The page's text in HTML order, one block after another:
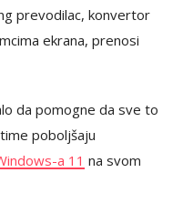
prevodilac, konvertor
ekrana, prenosi
da pomogne da sve to
poboljšaju
a 11 na svom